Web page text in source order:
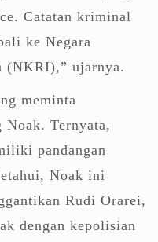
Catatan kriminal
ke Negara
(NKRI),” ujarnya.
meminta
Noak. Ternyata,
pandangan
Noak ini
Rudi Orarei,
dengan kepolisian